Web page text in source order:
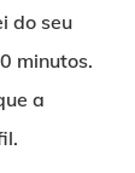
do seu
minutos.
a